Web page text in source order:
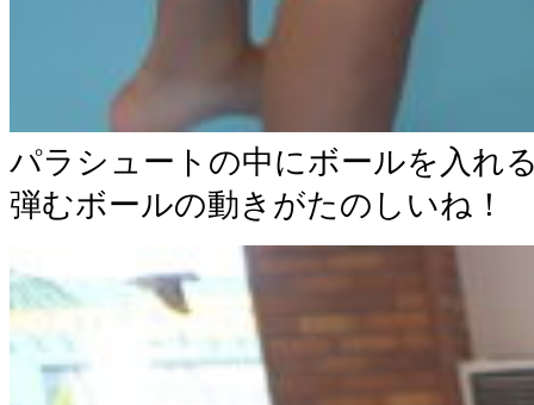
パラシュートの中にボールを入れ
弾むボールの動きがたのしいね！